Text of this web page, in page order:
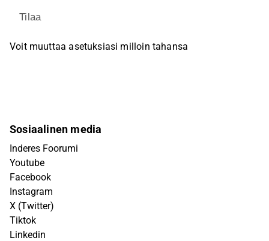
Tilaa
Voit muuttaa asetuksiasi milloin tahansa
Sosiaalinen media
Inderes Foorumi
Youtube
Facebook
Instagram
X (Twitter)
Tiktok
Linkedin